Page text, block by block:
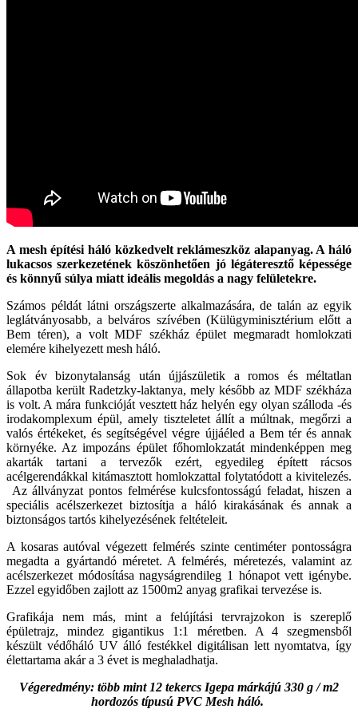
A mesh építési háló közkedvelt reklámeszköz alapanyag. A háló
lukacsos szerkezetének köszönhetően jó légáteresztő képessége
és könnyű súlya miatt ideális megoldás a nagy felületekre.
Számos példát látni országszerte alkalmazására, de talán az egyik
leglátványosabb, a belváros szívében (Külügyminisztérium előtt a
Bem téren), a volt MDF székház épület megmaradt homlokzati
elemére kihelyezett mesh háló.
Sok év bizonytalanság után újjászületik a romos és méltatlan
állapotba került Radetzky-laktanya, mely később az MDF székháza
is volt. A mára funkcióját vesztett ház helyén egy olyan szálloda -és
irodakomplexum épül, amely tiszteletet állít a múltnak, megőrzi a
valós értékeket, és segítségével végre újjáéled a Bem tér és annak
környéke. Az impozáns épület főhomlokzatát mindenképpen meg
akarták tartani a tervezők ezért, egyedileg épített rácsos
acélgerendákkal kitámasztott homlokzattal folytatódott a kivitelezés.
Az állványzat pontos felmérése kulcsfontosságú feladat, hiszen a
speciális acélszerkezet biztosítja a háló kirakásának és annak a
biztonságos tartós kihelyezésének feltételeit.
A kosaras autóval végezett felmérés szinte centiméter pontosságra
megadta a gyártandó méretet. A felmérés, méretezés, valamint az
acélszerkezet módosítása nagyságrendileg 1 hónapot vett igénybe.
Ezzel egyidőben zajlott az 1500m2 anyag grafikai tervezése is.
Grafikája nem más, mint a felújítási tervrajzokon is szereplő
épületrajz, mindez gigantikus 1:1 méretben. A 4 szegmensből
készült védőháló UV álló festékkel digitálisan lett nyomtatva, így
élettartama akár a 3 évet is meghaladhatja.
Végeredmény: több mint 12 tekercs Igepa márkájú 330 g / m2
hordozós típusú PVC Mesh háló.